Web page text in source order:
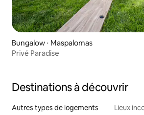
Bungalow ⋅ Maspalomas
Privé Paradise
Destinations à découvrir
Autres types de logements Lieux